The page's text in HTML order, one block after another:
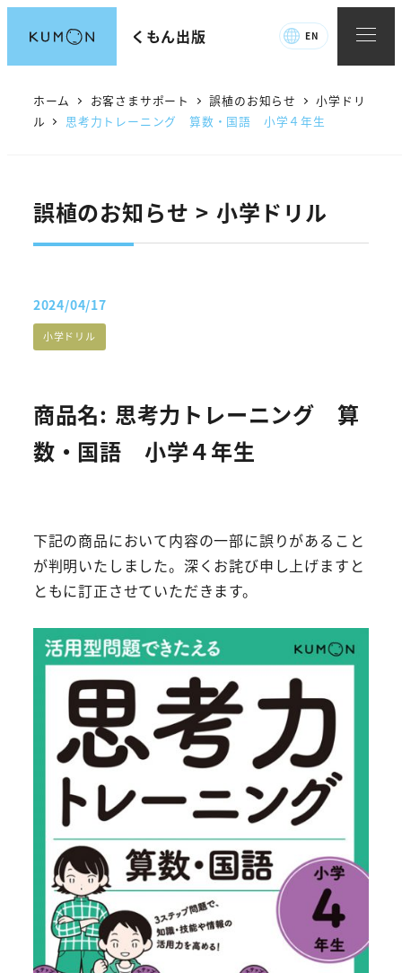
ン
くもん出版 EN
ホーム お客さまサポート 誤植のお知らせ
小学ドリ
ル
思考力トレーニング 算数・国語 小学４年生
誤植のお知らせ > 小学ドリル
商品名: 思考力トレーニング 算
数・国語 小学４年生
投稿日
2024/04/17
誤植カテゴリー
小学ドリル
下記の商品において内容の一部に誤りがあること
が判明いたしました。深くお詫び申し上げますと
ともに訂正させていただきます。